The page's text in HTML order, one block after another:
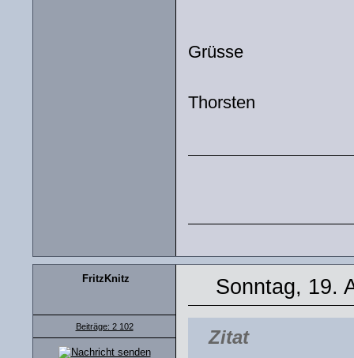
Grüsse
Thorsten
FritzKnitz
Beiträge: 2 102
Sonntag, 19.
Zitat